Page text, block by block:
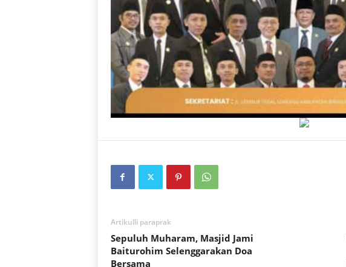
Artikulli paraprak
Sepuluh Muharam, Masjid Jami
Baiturohim Selenggarakan Doa
Bersama